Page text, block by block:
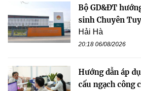
Bộ GD&ĐT
sinh Chuyên
Hải Hà
20:18 06/08/2026
Hướng dẫn áp
cấu ngạch công